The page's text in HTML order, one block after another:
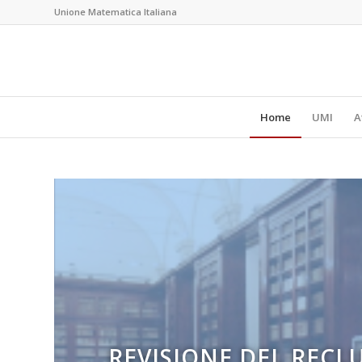
Unione Matematica Italiana
Home UMI
COM’È FATTA OGGI